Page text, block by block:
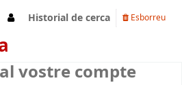
Historial de cerca Esborreu
vostre compte